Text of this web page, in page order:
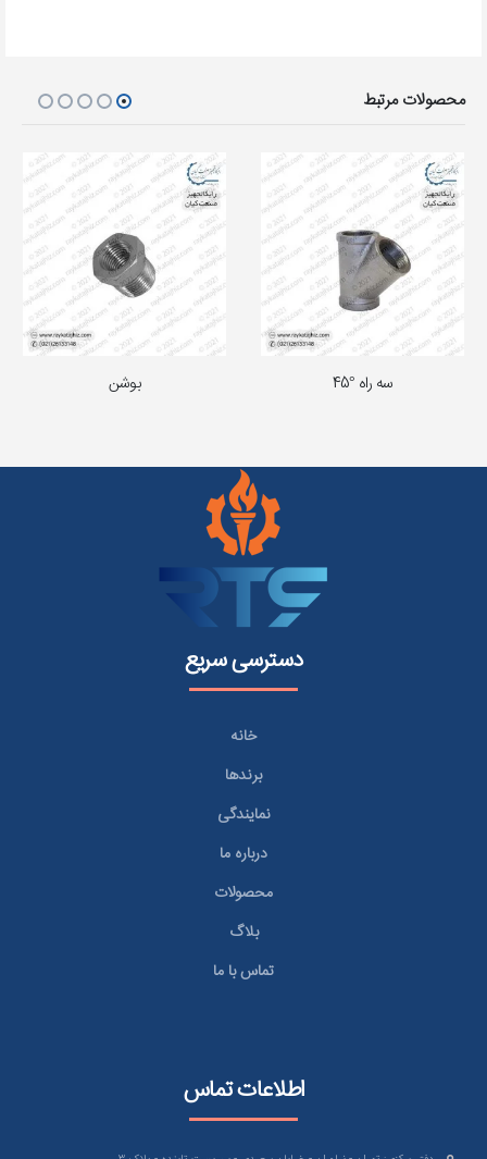
محصولات مرتبط
سه راه °45 بوشن
دسترسی سریع
خانه
برندها
نمایندگی
درباره ما
محصولات
بلاگ
تماس با ما
اطلاعات تماس